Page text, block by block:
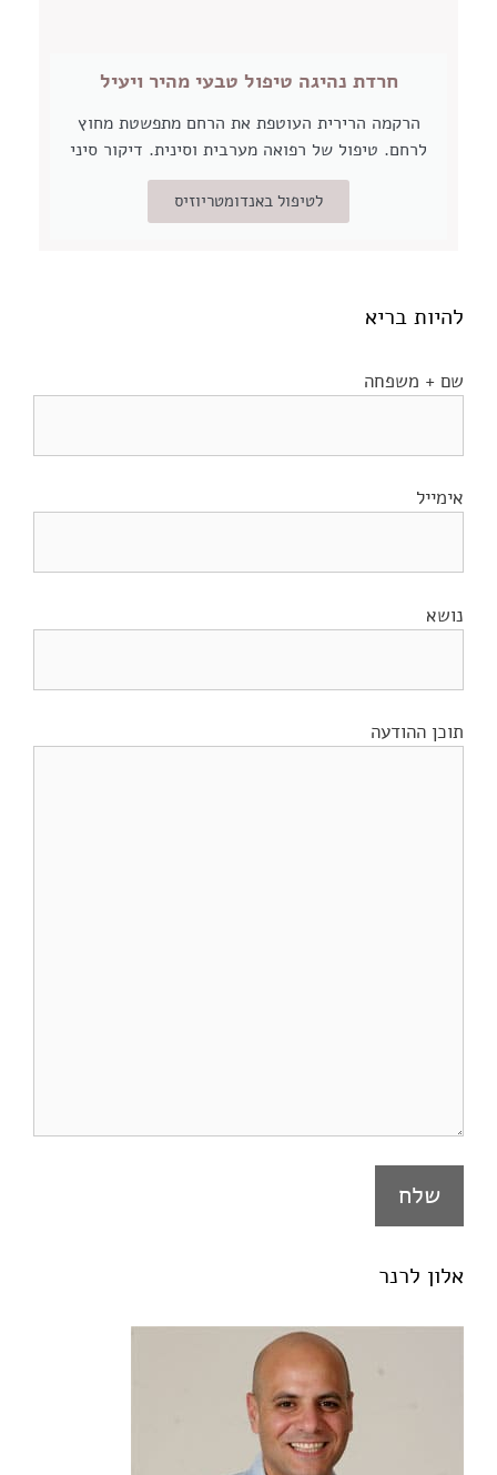
חרדת נהיגה טיפול טבעי מהיר ויעיל
הרקמה הרירית העוטפת את הרחם מתפשטת מחוץ
לרחם. טיפול של רפואה מערבית וסינית. דיקור סיני
לטיפול באנדומטריוזיס
להיות בריא
שם + משפחה
אימייל
נושא
תוכן ההודעה
אלון לרנר